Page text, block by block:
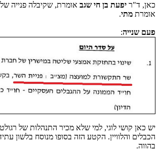
כאן, ד"ר יפעת בן חי שגב אומרת, שקיבלה פנייה של
אומרת מתי.
פעם שנייה:
יש כאן קושי לוגי, למי שלא מכיר התנהלות של
הכבלים והלוויין. הקטע הזה בסופו מנוסח בלשון
בהווה.